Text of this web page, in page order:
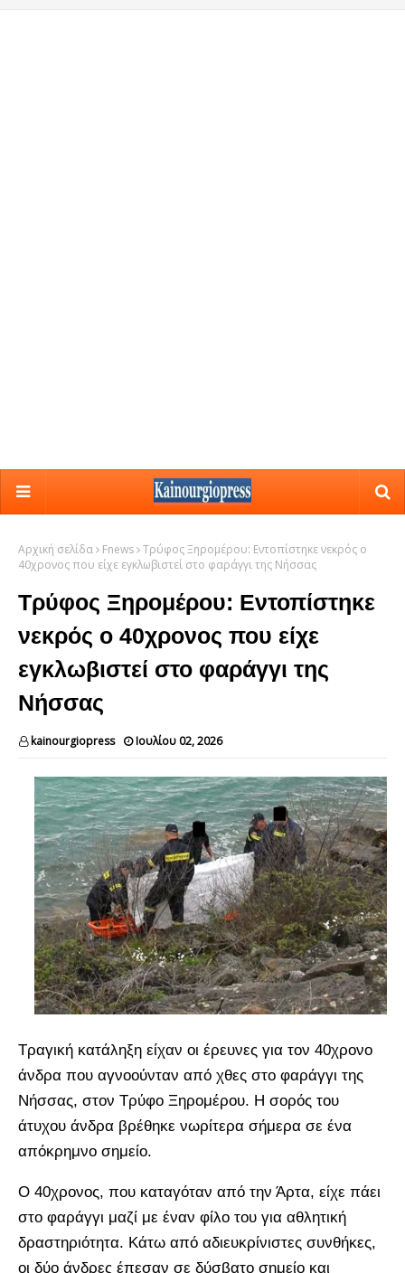
Αρχική σελίδα Fnews Τρύφος Ξηρομέρου: Εντοπίστηκε νεκρός ο
40χρονος που είχε εγκλωβιστεί στο φαράγγι της Νήσσας
Τρύφος Ξηρομέρου: Εντοπίστηκε
νεκρός ο 40χρονος που είχε
εγκλωβιστεί στο φαράγγι της
Νήσσας
kainourgiopress Ιουλίου 02, 2026
Τραγική κατάληξη είχαν οι έρευνες για τον 40χρονο
άνδρα που αγνοούνταν από χθες στο φαράγγι της
Νήσσας, στον Τρύφο Ξηρομέρου. Η σορός του
άτυχου άνδρα βρέθηκε νωρίτερα σήμερα σε ένα
απόκρημνο σημείο.
Ο 40χρονος, που καταγόταν από την Άρτα, είχε πάει
στο φαράγγι μαζί με έναν φίλο του για αθλητική
δραστηριότητα. Κάτω από αδιευκρίνιστες συνθήκες,
οι δύο άνδρες έπεσαν σε δύσβατο σημείο και